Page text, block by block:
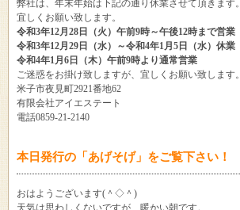
弊社は、年末年始は下記の通り休業させて頂きます。
宜しくお願い致します。
令和3年12月28日（火）午前9時～午後12時まで営業
令和3年12月29日（水）～令和4年1月5日（水）休業
令和4年1月6日（木）午前9時より通常営業
ご迷惑をお掛け致しますが、宜しくお願い致します。
米子市夜見町2921番地62
有限会社アイエステート
電話0859-21-2140
本日発行の「あげそげ」をご覧下さい！
おはようございます(＾◇＾)
天気は思わしくないですが、暖かい朝です。